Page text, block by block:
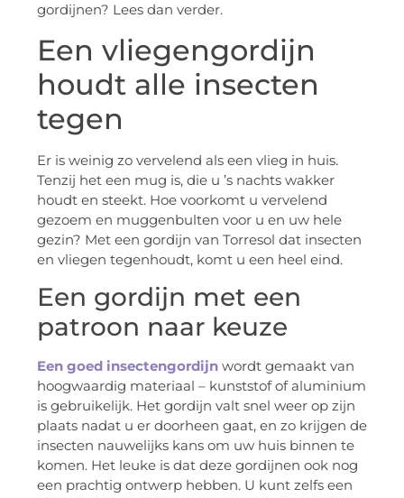
gordijnen? Lees dan verder.
Een vliegengordijn
houdt alle insecten
tegen
Er is weinig zo vervelend als een vlieg in huis.
Tenzij het een mug is, die u ’s nachts wakker
houdt en steekt. Hoe voorkomt u vervelend
gezoem en muggenbulten voor u en uw hele
gezin? Met een gordijn van Torresol dat insecten
en vliegen tegenhoudt, komt u een heel eind.
Een gordijn met een
patroon naar keuze
Een goed insectengordijn wordt gemaakt van
hoogwaardig materiaal – kunststof of aluminium
is gebruikelijk. Het gordijn valt snel weer op zijn
plaats nadat u er doorheen gaat, en zo krijgen de
insecten nauwelijks kans om uw huis binnen te
komen. Het leuke is dat deze gordijnen ook nog
een prachtig ontwerp hebben. U kunt zelfs een